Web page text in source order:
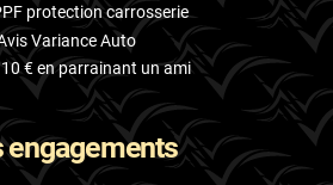
protection carrosserie
Variance Auto
€ en parrainant un ami
engagements